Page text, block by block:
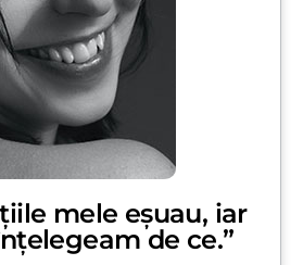
mele eșuau, iar
de ce.”